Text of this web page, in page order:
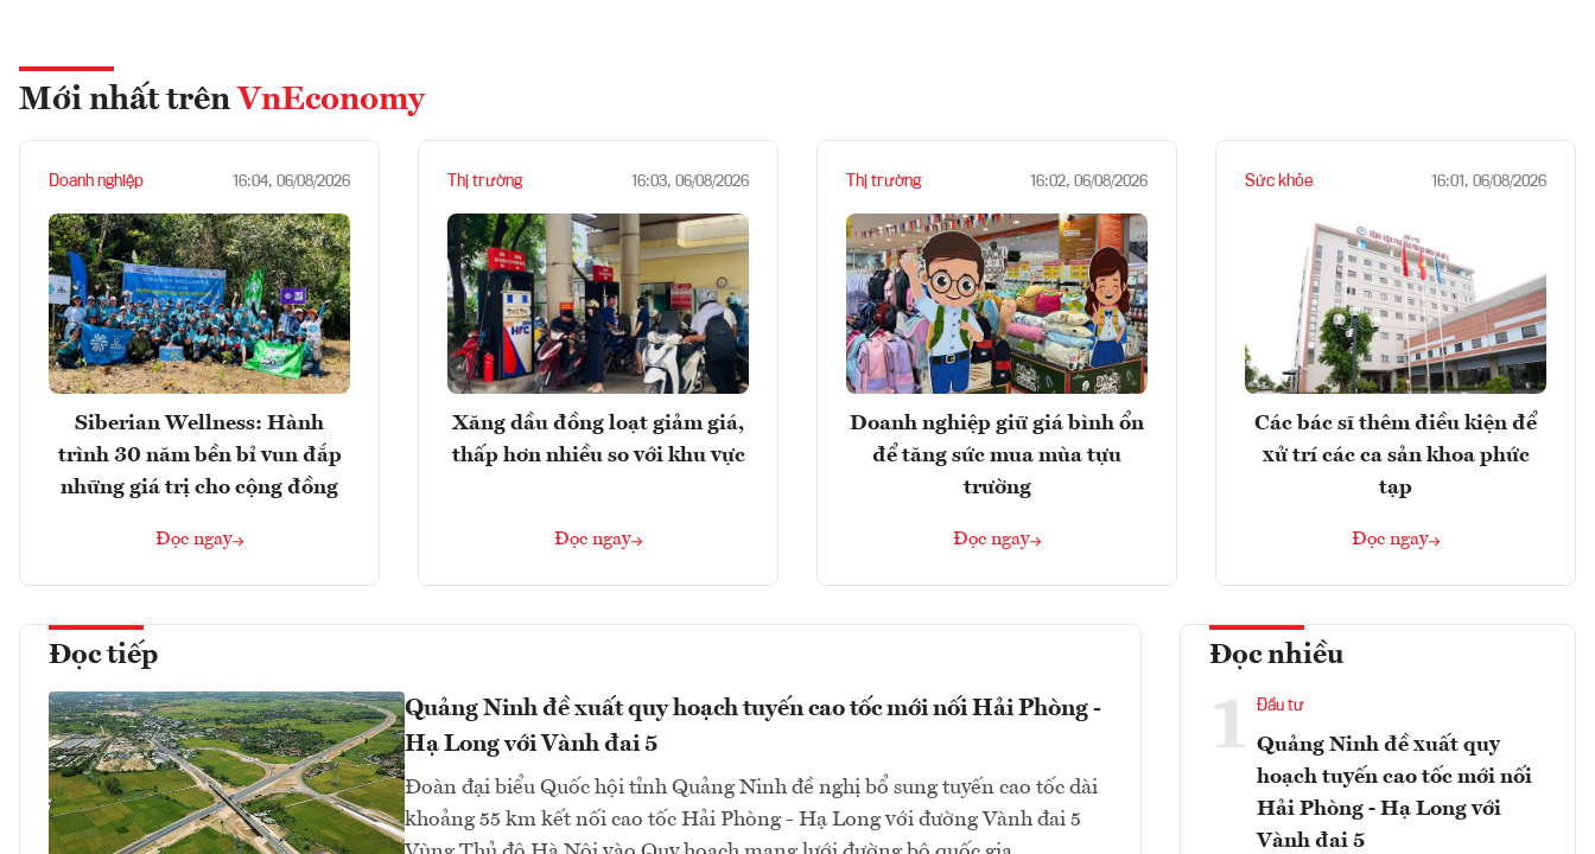
Mới nhất trên VnEconomy
Doanh nghiệp 16:04, 06/08/2026
Siberian Wellness: Hành
trình 30 năm bền bỉ vun đắp
những giá trị cho cộng đồng
Đọc ngay
Thị trường 16:03, 06/08/2026
Xăng dầu đồng loạt giảm giá,
thấp hơn nhiều so với khu vực
Đọc ngay
Thị trường 16:02, 06/08/2026
Doanh nghiệp giữ giá bình ổn
để tăng sức mua mùa tựu
trường
Đọc ngay
Sức khỏe 16:01, 06/08/2026
Các bác sĩ thêm điều kiện để
xử trí các ca sản khoa phức
tạp
Đọc ngay
Đọc tiếp
Quảng Ninh đề xuất quy hoạch tuyến cao tốc mới nối Hải Phòng -
Hạ Long với Vành đai 5
Đoàn đại biểu Quốc hội tỉnh Quảng Ninh đề nghị bổ sung tuyến cao tốc dài
khoảng 55 km kết nối cao tốc Hải Phòng - Hạ Long với đường Vành đai 5
Đọc nhiều
1 Đầu tư
Quảng Ninh đề xuất quy
hoạch tuyến cao tốc mới nối
Hải Phòng - Hạ Long với
Vành đai 5